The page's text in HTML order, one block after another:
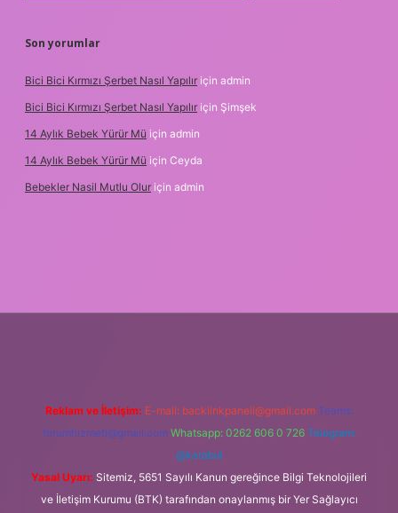
Son yorumlar
Bici Bici Kırmızı Şerbet Nasıl Yapılır için admin
Bici Bici Kırmızı Şerbet Nasıl Yapılır için Şimşek
14 Aylık Bebek Yürür Mü için admin
14 Aylık Bebek Yürür Mü için Ceyda
Bebekler Nasil Mutlu Olur için admin
Reklam ve İletişim: E-mail: backlinkpaneli@gmail.com Teams:
forumhizmeti@gmail.com Whatsapp: 0262 606 0 726 Telegram:
@karabul
Yasal Uyarı: Sitemiz, 5651 Sayılı Kanun gereğince Bilgi Teknolojileri
ve İletişim Kurumu (BTK) tarafından onaylanmış bir Yer Sağlayıcı